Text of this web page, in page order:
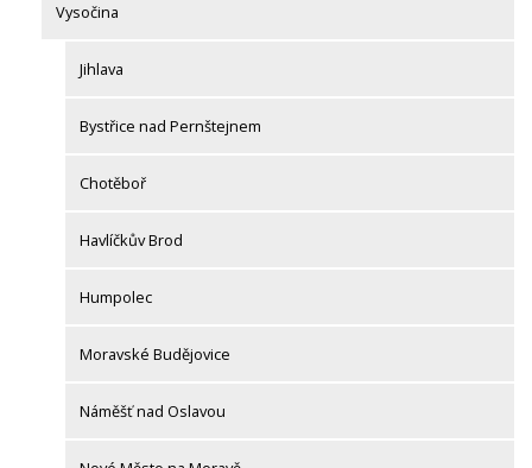
Vysočina
Jihlava
Bystřice nad Pernštejnem
Chotěboř
Havlíčkův Brod
Humpolec
Moravské Budějovice
Náměšť nad Oslavou